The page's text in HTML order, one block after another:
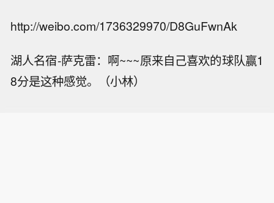
http://weibo.com/1736329970/D8GuFwnAk
湖人名宿-萨克雷：啊~~~原来自己喜欢的球队赢1
8分是这种感觉。（小林）